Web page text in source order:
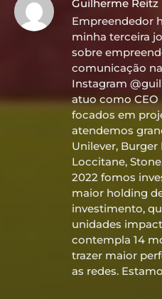
Guilherme Reitz
Empreendedor
minha terceira
sobre
comunicação
Instagram
atuo como CEO
focados em
atendemos
Unilever,
Loccitane,
2022 fomos
maior holding
investimento,
unidades
contempla 14
trazer maior
as redes.